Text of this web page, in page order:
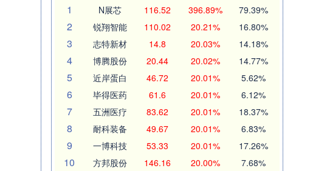
1
N展芯 116.52 396.89% 79.39%
2 锐翔智能 110.02 20.21% 16.80%
3 志特新材 14.8 20.03% 14.18%
4 博腾股份 20.44 20.02% 14.77%
5 近岸蛋白 46.72 20.01% 5.62%
6 毕得医药 61.6 20.01% 6.12%
7 五洲医疗 83.62 20.01% 18.37%
8 耐科装备 49.67 20.01% 6.83%
9 一博科技 53.33 20.01% 17.26%
10 方邦股份 146.16 20.00% 7.68%